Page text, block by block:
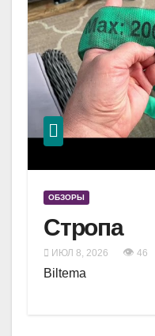
ОБЗОРЫ
Стропа
ИЮЛ 8, 2026 👁 46
Biltema